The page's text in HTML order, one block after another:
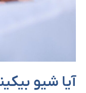
آیا شیو